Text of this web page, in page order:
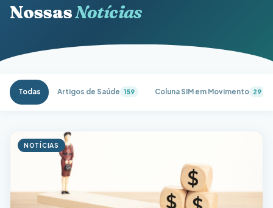
NossasNotícias
Todas Artigos de Saúde 159 Coluna SIM em Movimento 29
NOTÍCIAS